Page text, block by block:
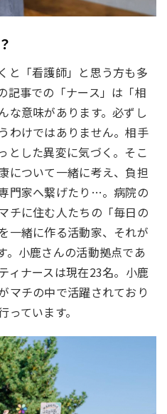
と「看護師」と思う方も多
記事での「ナース」は「相
な意味があります。必ずし
わけではありません。相手
とした異変に気づく。そこ
について一緒に考え、負担
門家へ繋げたり…。病院の
チに住む人たちの「毎日の
一緒に作る活動家、それが
。小鹿さんの活動拠点であ
ィナースは現在23名。小鹿
マチの中で活躍されており
ています。